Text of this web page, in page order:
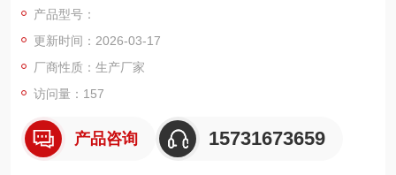
材、化工等场景。它以PTFE 覆膜滤材为核心，兼顾高精度过
滤、低阻力、易清灰、长寿命，是实现车间粉尘治理与环保达标
升级的关键部件。
产品型号：
更新时间：2026-03-17
厂商性质：生产厂家
访问量：157
产品咨询 15731673659